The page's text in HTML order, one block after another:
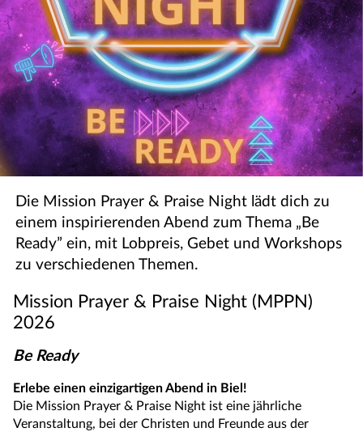
Die Mission Prayer & Praise Night lädt dich zu
einem inspirierenden Abend zum Thema „Be
Ready” ein, mit Lobpreis, Gebet und Workshops
zu verschiedenen Themen.
Mission Prayer & Praise Night (MPPN)
2026
Be Ready
Erlebe einen einzigartigen Abend in Biel!
Die Mission Prayer & Praise Night ist eine jährliche
Veranstaltung, bei der Christen und Freunde aus der